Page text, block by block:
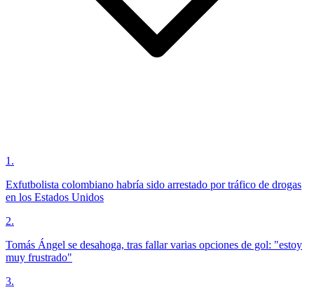
1 .
Exfutbolista colombiano habría sido arrestado por tráfico de drogas
en los Estados Unidos
2.
Tomás Ángel se desahoga, tras fallar varias opciones de gol: "estoy
muy frustrado"
3.